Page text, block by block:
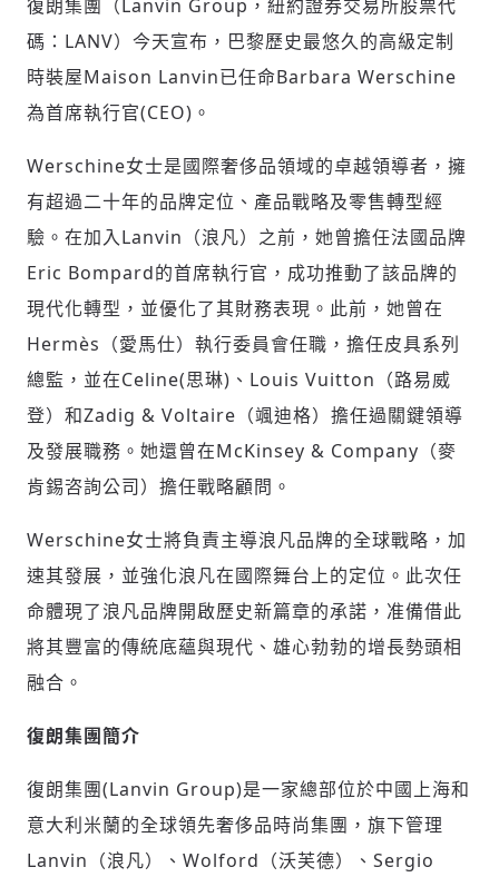
社會
人文
登入或註冊
輸入 Email 驗證碼
復朗集團（Lanvin Group，紐約證券交易所股票代
碼：LANV）今天宣布，巴黎歷史最悠久的高級定制
時裝屋Maison Lanvin已任命Barbara Werschine
為首席執行官(CEO)。
Werschine女士是國際奢侈品領域的卓越領導者，擁
有超過二十年的品牌定位、產品戰略及零售轉型經
驗。在加入Lanvin（浪凡）之前，她曾擔任法國品牌
Eric Bompard的首席執行官，成功推動了該品牌的
現代化轉型，並優化了其財務表現。此前，她曾在
Hermès（愛馬仕）執行委員會任職，擔任皮具系列
總監，並在Celine(思琳)、Louis Vuitton（路易威
登）和Zadig & Voltaire（颯迪格）擔任過關鍵領導
及發展職務。她還曾在McKinsey & Company（麥
肯錫咨詢公司）擔任戰略顧問。
Werschine女士將負責主導浪凡品牌的全球戰略，加
速其發展，並強化浪凡在國際舞台上的定位。此次任
命體現了浪凡品牌開啟歷史新篇章的承諾，准備借此
將其豐富的傳統底蘊與現代、雄心勃勃的增長勢頭相
融合。
復朗集團簡介
復朗集團(Lanvin Group)是一家總部位於中國上海和
意大利米蘭的全球領先奢侈品時尚集團，旗下管理
Lanvin（浪凡）、Wolford（沃芙德）、Sergio